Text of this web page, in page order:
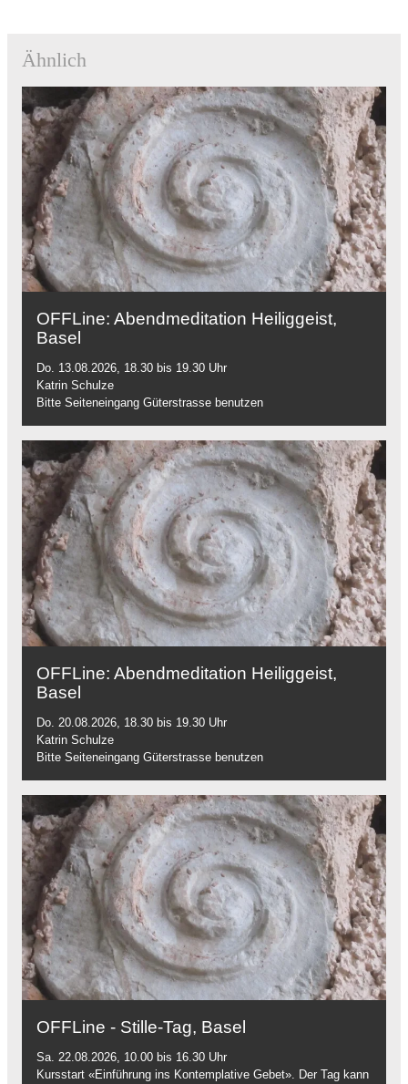
Ähnlich
OFFLine: Abendmeditation Heiliggeist,
Basel
Do. 13.08.2026, 18.30 bis 19.30 Uhr
Katrin Schulze
Bitte Seiteneingang Güterstrasse benutzen
OFFLine: Abendmeditation Heiliggeist,
Basel
Do. 20.08.2026, 18.30 bis 19.30 Uhr
Katrin Schulze
Bitte Seiteneingang Güterstrasse benutzen
OFFLine - Stille-Tag, Basel
Sa. 22.08.2026, 10.00 bis 16.30 Uhr
Kursstart «Einführung ins Kontemplative Gebet». Der Tag kann